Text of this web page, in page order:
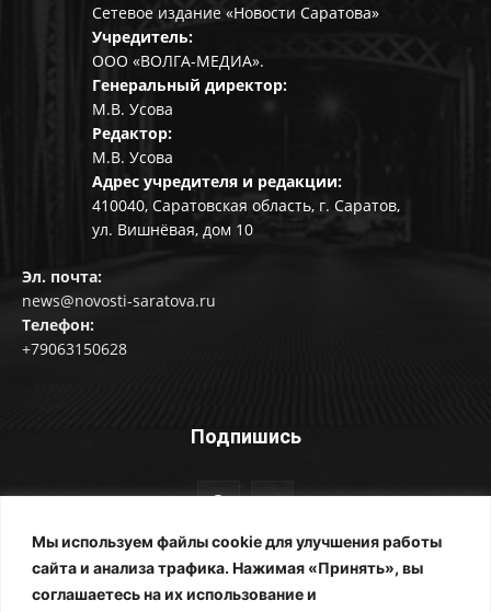
Мы используем файлы cookie для улучшения работы
сайта и анализа трафика. Нажимая «Принять», вы
соглашаетесь на их использование и
Сетевое издание «Новости Саратова»
Учредитель:
ООО «ВОЛГА-МЕДИА».
Генеральный директор:
М.В. Усова
Редактор:
М.В. Усова
Адрес учредителя и редакции:
410040, Саратовская область, г. Саратов,
ул. Вишнёвая, дом 10
Эл. почта:
news@novosti-saratova.ru
Телефон:
+79063150628
Подпишись